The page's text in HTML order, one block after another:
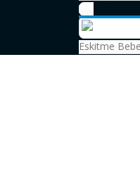
Eskitme